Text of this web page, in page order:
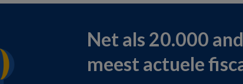
Net als 20.000
meest actuele